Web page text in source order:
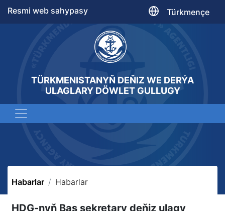
Resmi web sahypasy Türkmençe
TÜRKMENISTANYŇ DEŇIZ WE DERÝA
ULAGLARY DÖWLET GULLUGY
Habarlar Habarlar
HDG-nyň Baş sekretary deňiz ulagy